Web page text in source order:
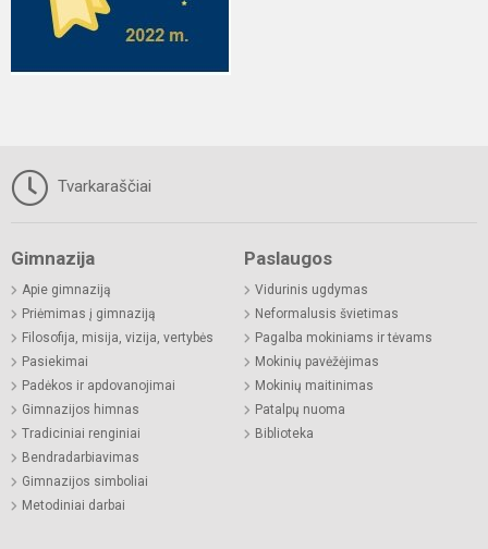
Tvarkaraščiai
Gimnazija
Apie gimnaziją
Priėmimas į gimnaziją
Filosofija, misija, vizija, vertybės
Pasiekimai
Padėkos ir apdovanojimai
Gimnazijos himnas
Tradiciniai renginiai
Bendradarbiavimas
Gimnazijos simboliai
Metodiniai darbai
Paslaugos
Vidurinis ugdymas
Neformalusis švietimas
Pagalba mokiniams ir tėvams
Mokinių pavėžėjimas
Mokinių maitinimas
Patalpų nuoma
Biblioteka